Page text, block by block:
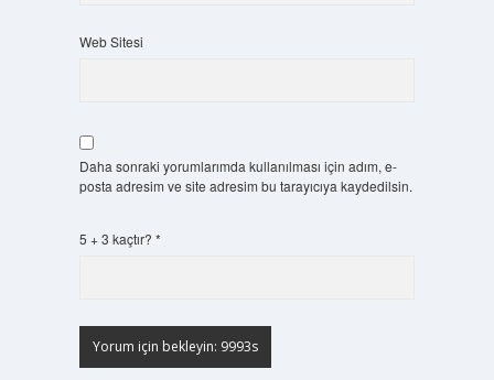
Web Sitesi
Daha sonraki yorumlarımda kullanılması için adım, e-
posta adresim ve site adresim bu tarayıcıya kaydedilsin.
5 + 3 kaçtır? *